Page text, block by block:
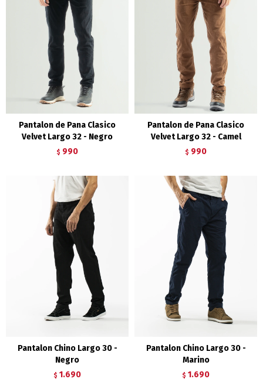
Pantalon de Pana Clasico
Velvet Largo 32 - Negro
$ 990
Pantalon de Pana Clasico
Velvet Largo 32 - Camel
$ 990
Pantalon Chino Largo 30 -
Negro
$ 1.690
Pantalon Chino Largo 30 -
Marino
$ 1.690